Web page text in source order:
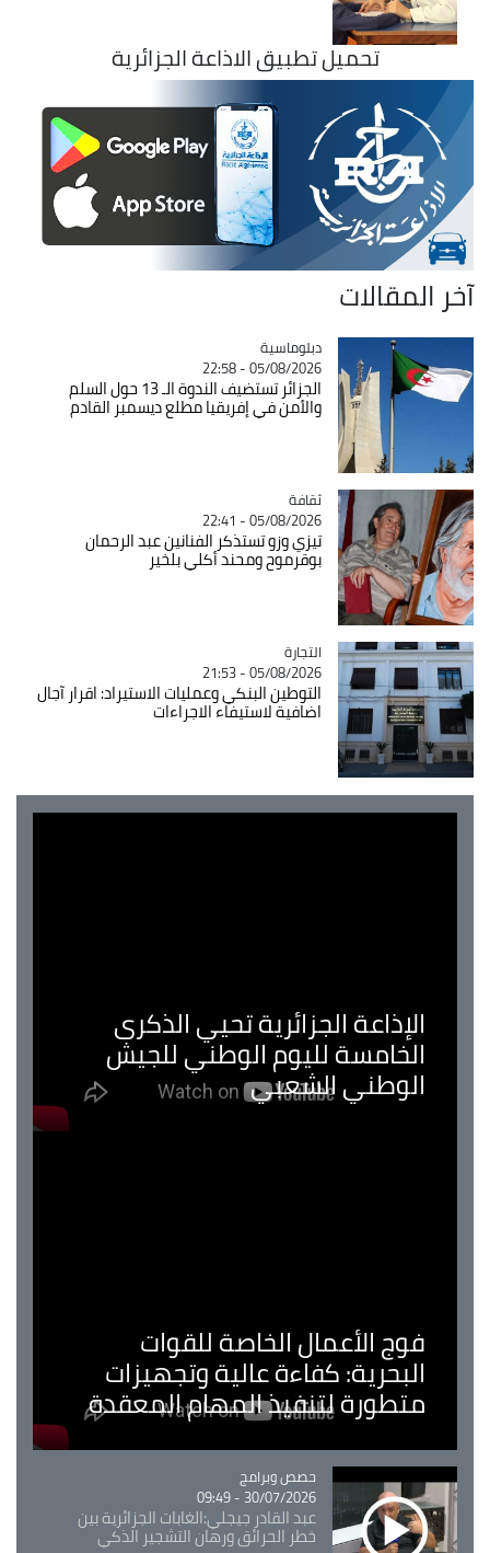
تحميل تطبيق الاذاعة الجزائرية
آخر المقالات
Catégorie
دبلوماسية
05/08/2026 - 22:58
الجزائر تستضيف الندوة الـ 13 حول السلم
والأمن في إفريقيا مطلع ديسمبر القادم
Catégorie
ثقافة
05/08/2026 - 22:41
تيزي وزو تستذكر الفنانين عبد الرحمان
بوقرموح ومحند أكلي بلخير
Catégorie
التجارة
05/08/2026 - 21:53
التوطين البنكي وعمليات الاستيراد: اقرار آجال
اضافية لاستيفاء الاجراءات
الإذاعة الجزائرية تحيي الذكرى
الخامسة لليوم الوطني للجيش
الوطني الشعبي
فوج الأعمال الخاصة للقوات
البحرية: كفاءة عالية وتجهيزات
متطورة لتنفيذ المهام المعقدة
Catégorie
حصص وبرامج
30/07/2026 - 09:49
عبد القادر جيجلي:الغابات الجزائرية بين
خطر الحرائق ورهان التشجير الذكي